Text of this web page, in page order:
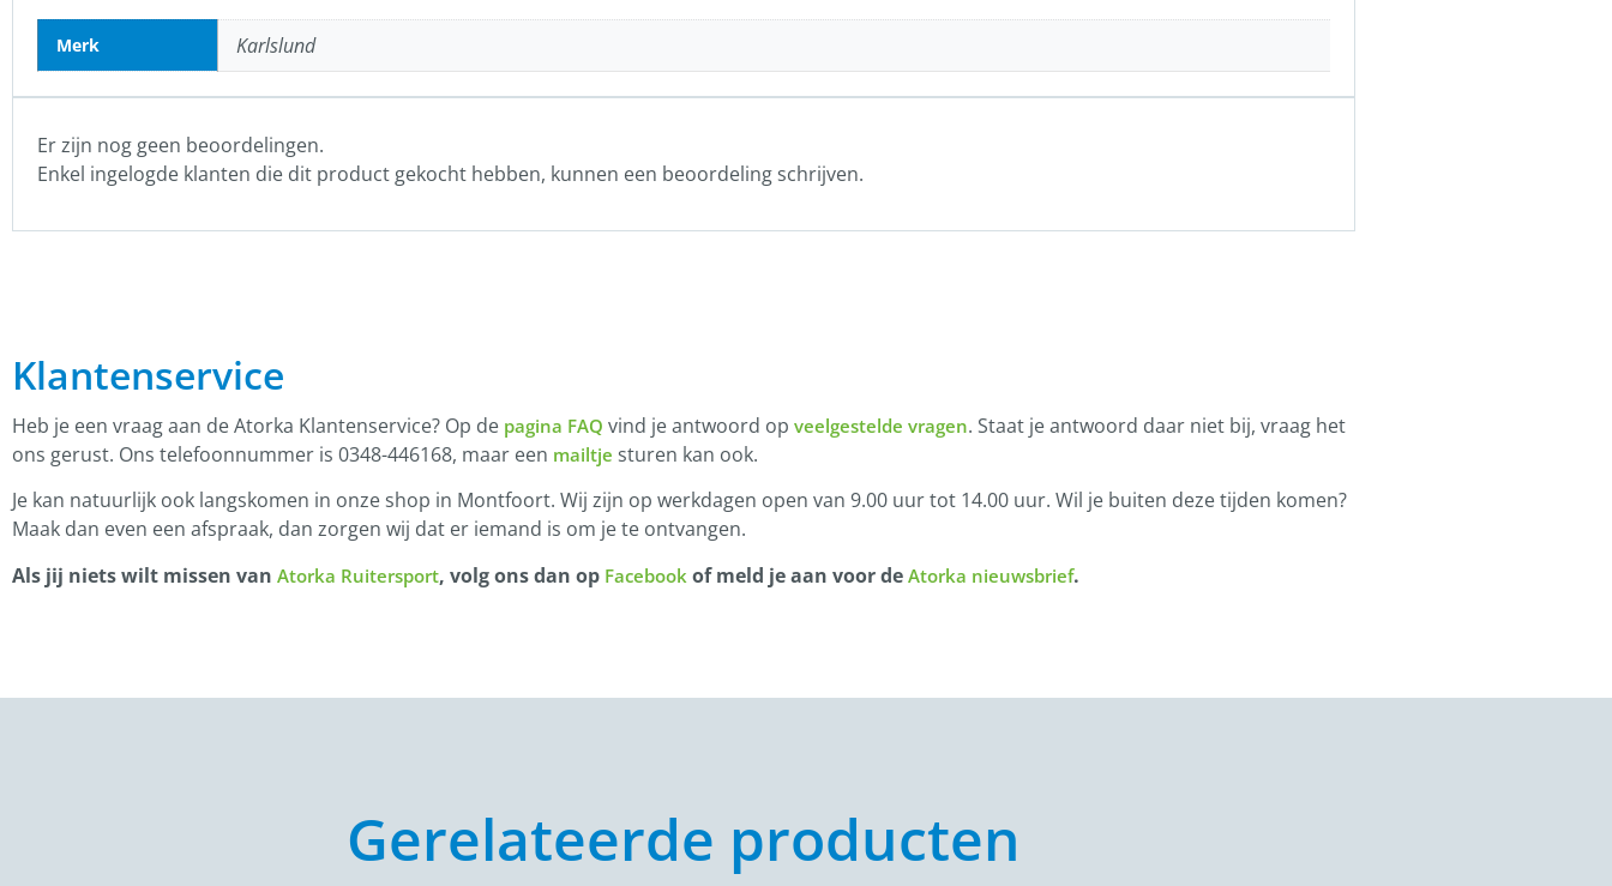
Merk Karlslund
Er zijn nog geen beoordelingen.
Enkel ingelogde klanten die dit product gekocht hebben, kunnen een beoordeling schrijven.
Klantenservice
Heb je een vraag aan de Atorka Klantenservice? Op de pagina FAQ vind je antwoord op veelgestelde vragen. Staat je antwoord daar niet bij, vraag het
ons gerust. Ons telefoonnummer is 0348-446168, maar een mailtje sturen kan ook.
Je kan natuurlijk ook langskomen in onze shop in Montfoort. Wij zijn op werkdagen open van 9.00 uur tot 14.00 uur. Wil je buiten deze tijden komen?
Maak dan even een afspraak, dan zorgen wij dat er iemand is om je te ontvangen.
Als jij niets wilt missen van Atorka Ruitersport, volg ons dan op Facebook of meld je aan voor de Atorka nieuwsbrief.
Gerelateerde producten